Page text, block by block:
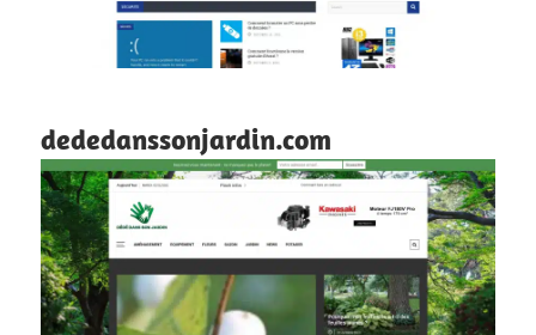
dededanssonjardin.com